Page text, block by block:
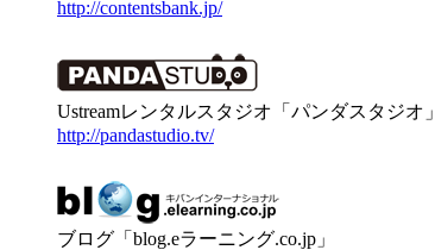
http://contentsbank.jp/
Ustreamレンタルスタジオ「パンダスタジオ」
http://pandastudio.tv/
ブログ「blog.eラーニング.co.jp」